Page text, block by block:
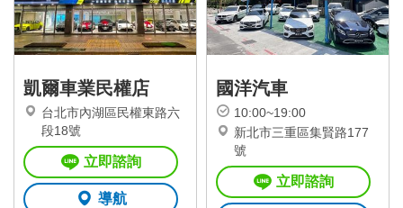
凱爾車業民權店
台北市內湖區民權東路六
段18號
立即諮詢
導航
國洋汽車
10:00~19:00
新北市三重區集賢路177
號
立即諮詢